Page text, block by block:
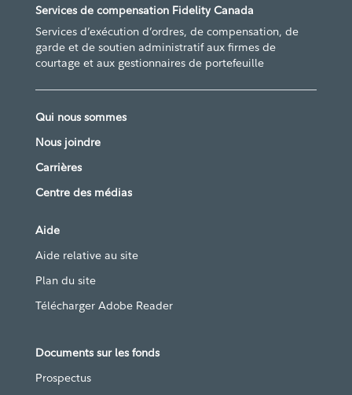
Services de compensation Fidelity Canada
Services d’exécution d’ordres, de compensation, de
garde et de soutien administratif aux firmes de
courtage et aux gestionnaires de portefeuille
Qui nous sommes
Nous joindre
Carrières
Centre des médias
Aide
Aide relative au site
Plan du site
Télécharger Adobe Reader
Documents sur les fonds
Prospectus